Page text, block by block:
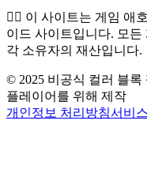
👉🏻 이 사이트는 게임 애
이드 사이트입니다. 모
각 소유자의 재산입니다.
© 2025 비공식 컬러 블록
플레이어를 위해 제작
개인정보 처리방침서비